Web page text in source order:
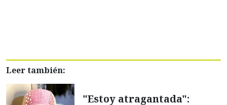
Leer también:
"Estoy atragantada":